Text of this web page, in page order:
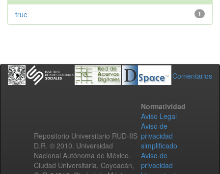
1
true
Comentarios
Repositorio Universitario RUD-IIS
D.R. © 2010. Universidad
Nacional Autónoma de México.
Ciudad Universitaria, Coyoacán,
Normatividad
Aviso Legal
Aviso de
privacidad
simplificado
Aviso de
privacidad